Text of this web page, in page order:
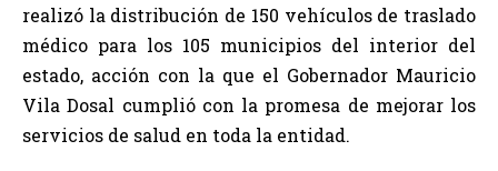
realizó la distribución de 150 vehículos de traslado
médico para los 105 municipios del interior del
estado, acción con la que el Gobernador Mauricio
Vila Dosal cumplió con la promesa de mejorar los
servicios de salud en toda la entidad.